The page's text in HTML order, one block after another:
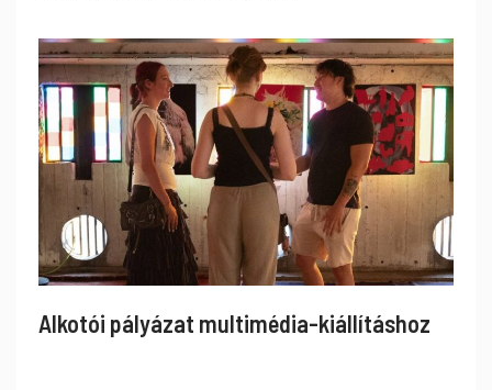
Alkotói pályázat multimédia-kiállításhoz